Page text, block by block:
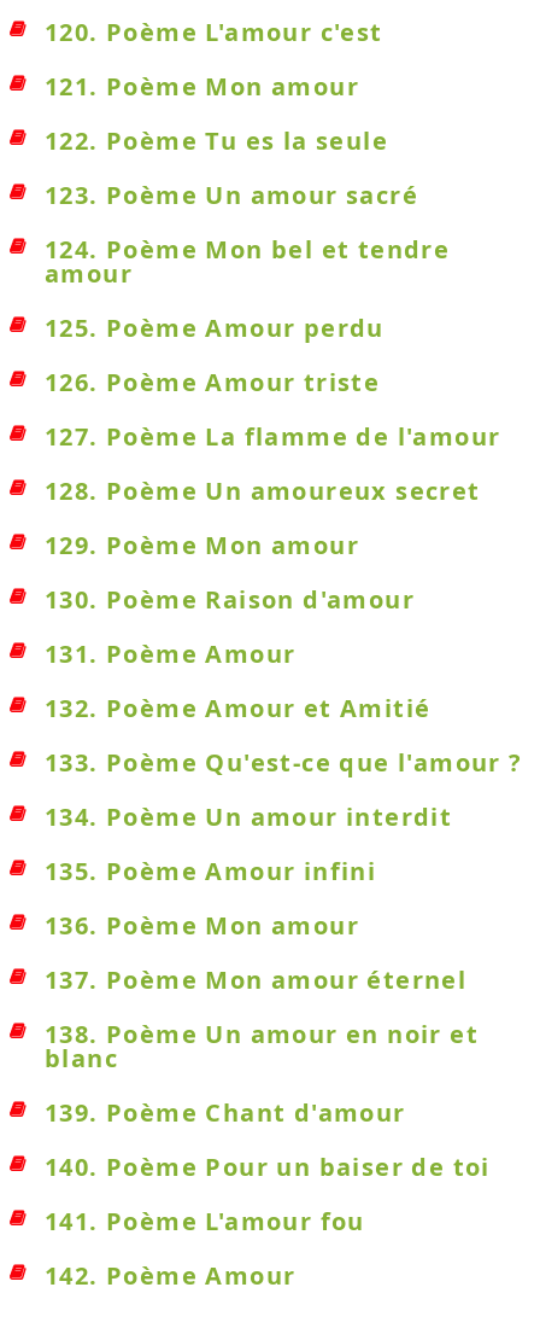
120. Poème L'amour c'est
121. Poème Mon amour
122. Poème Tu es la seule
123. Poème Un amour sacré
124. Poème Mon bel et tendre
amour
125. Poème Amour perdu
126. Poème Amour triste
127. Poème La flamme de l'amour
128. Poème Un amoureux secret
129. Poème Mon amour
130. Poème Raison d'amour
131. Poème Amour
132. Poème Amour et Amitié
133. Poème Qu'est-ce que l'amour ?
134. Poème Un amour interdit
135. Poème Amour infini
136. Poème Mon amour
137. Poème Mon amour éternel
138. Poème Un amour en noir et
blanc
139. Poème Chant d'amour
140. Poème Pour un baiser de toi
141. Poème L'amour fou
142. Poème Amour